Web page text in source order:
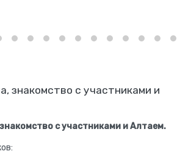
знакомство с участниками и
с участниками и Алтаем.